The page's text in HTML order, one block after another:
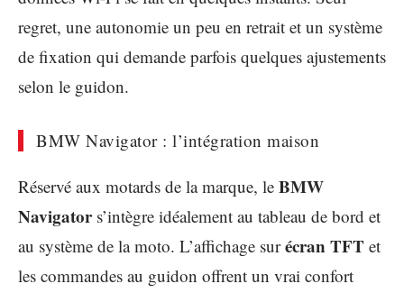
regret, une autonomie un peu en retrait et un système
de fixation qui demande parfois quelques ajustements
selon le guidon.
BMW Navigator : l’intégration maison
Réservé aux motards de la marque, le BMW
Navigators’intègre idéalement au tableau de bord et
au système de la moto. L’affichage surécran TFT et
les commandes au guidon offrent un vrai confort